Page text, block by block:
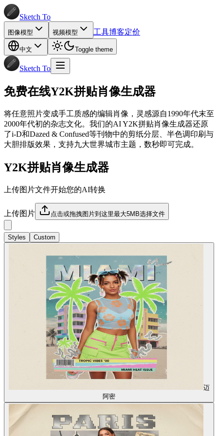
Sketch To
图像模型 视频模型 工具博客定价
中文 Toggle theme
Sketch To
免费在线Y2K拼贴肖像生成器
将任意照片变成手工质感的编辑肖像，灵感源自1990年代末至
2000年代初的杂志文化。我们的AI Y2K拼贴肖像生成器还原
了i-D和Dazed & Confused等刊物中的剪纸分层、半色调印刷与
大胆排版效果，支持九大世界城市主题，数秒即可完成。
Y2K拼贴肖像生成器
上传图片文件开始您的AI转换
上传图片 点击或拖拽图片到这里最大5MB选择文件
Styles Custom
迈
阿密